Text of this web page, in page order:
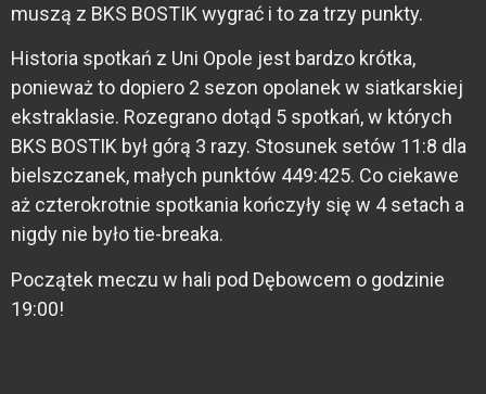
muszą z BKS BOSTIK wygrać i to za trzy punkty.
Historia spotkań z Uni Opole jest bardzo krótka,
ponieważ to dopiero 2 sezon opolanek w siatkarskiej
ekstraklasie. Rozegrano dotąd 5 spotkań, w których
BKS BOSTIK był górą 3 razy. Stosunek setów 11:8 dla
bielszczanek, małych punktów 449:425. Co ciekawe
aż czterokrotnie spotkania kończyły się w 4 setach a
nigdy nie było tie-breaka.
Początek meczu w hali pod Dębowcem o godzinie
19:00!